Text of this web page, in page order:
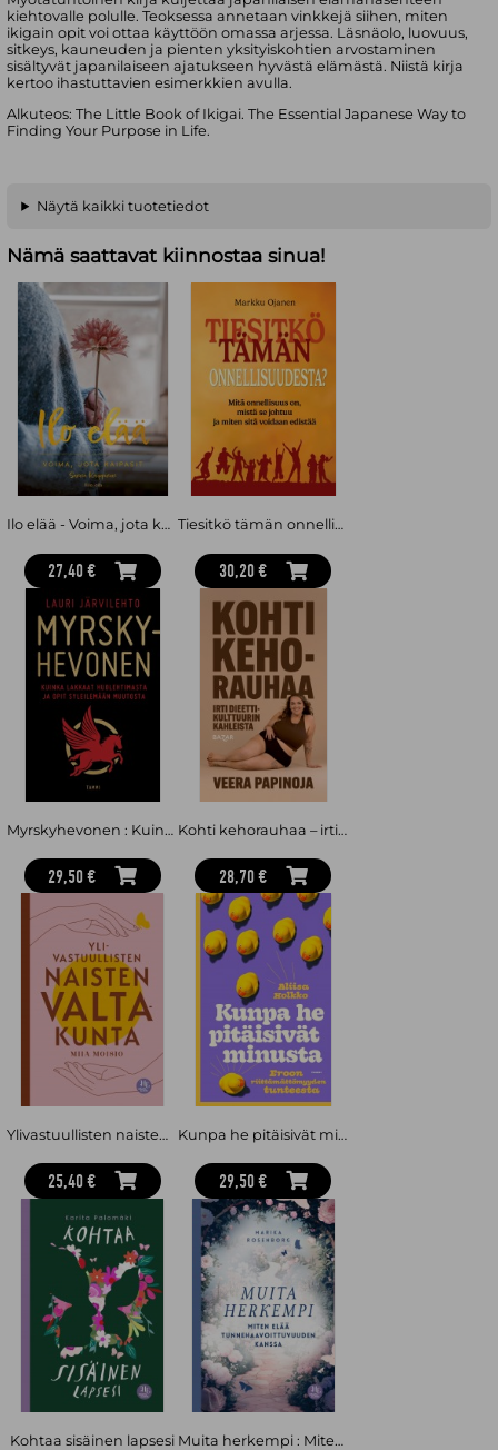
kiehtovalle polulle. Teoksessa annetaan vinkkejä siihen, miten
ikigain opit voi ottaa käyttöön omassa arjessa. Läsnäolo, luovuus,
sitkeys, kauneuden ja pienten yksityiskohtien arvostaminen
sisältyvät japanilaiseen ajatukseen hyvästä elämästä. Niistä kirja
kertoo ihastuttavien esimerkkien avulla.
Alkuteos: The Little Book of Ikigai. The Essential Japanese Way to
Finding Your Purpose in Life.
Näytä kaikki tuotetiedot
Nämä saattavat kiinnostaa sinua!
Ilo elää - Voima, jota kaipasit
27,40 €
Tiesitkö tämän onnellisuudesta? : mitä onnellisuus on, mistä se johtuu ja miten sitä voidaan edistää
30,20 €
Myrskyhevonen : Kuinka lakkaat huolehtimasta ja opit syleilemään muutosta
29,50 €
Kohti kehorauhaa – irti dieettikulttuurin kahleista
28,70 €
Ylivastuullisten naisten valtakunta
25,40 €
Kunpa he pitäisivät minusta : Eroon riittämättömyyden tunteesta
29,50 €
Kohtaa sisäinen lapsesi Muita herkempi : Miten elää tunnehaavoittuvuuden kanssa